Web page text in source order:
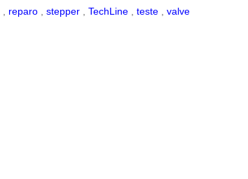
reparo stepper TechLine teste valve